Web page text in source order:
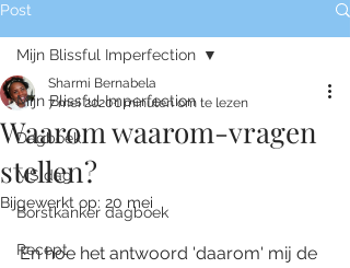
Post
Mijn Blissful Imperfection
Dagboek
MS dag
Borstkanker dagboek
Recept
Mijn Blissful Imperfection
Waarom waarom-vragen
stellen?
Sharmi Bernabela
7 mei 20201 minuten om te lezen
Bijgewerkt op: 20 mei
En hoe het antwoord 'daarom' mij de